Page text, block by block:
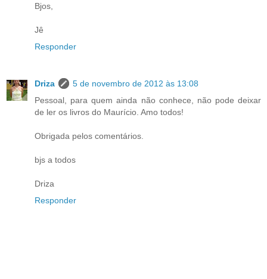
Bjos,
Jê
Responder
Driza
5 de novembro de 2012 às 13:08
Pessoal, para quem ainda não conhece, não pode deixar
de ler os livros do Maurício. Amo todos!
Obrigada pelos comentários.
bjs a todos
Driza
Responder